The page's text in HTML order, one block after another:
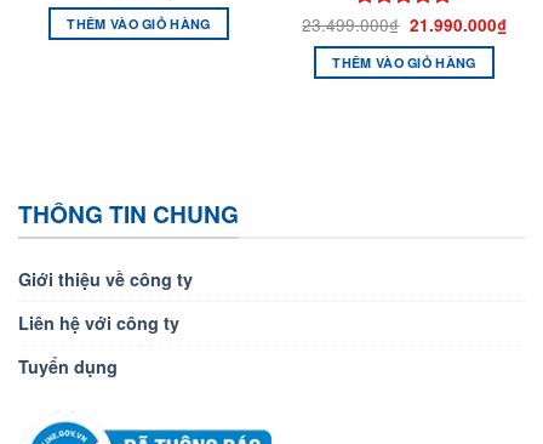
THÊM VÀO GIỎ HÀNG
Được xếp
hạng55
sao
23.499.000₫ Giá
gốc
là:
23.499.000₫.
21.990.000₫Giá
hiện
THÊM VÀO GIỎ HÀNG
THÔNG TIN CHUNG
Giới thiệu về công ty
Liên hệ với công ty
Tuyển dụng